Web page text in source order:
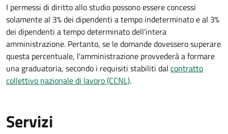
I permessi di diritto allo studio possono essere concessi
solamente al 3% dei dipendenti a tempo indeterminato e al 3%
dei dipendenti a tempo determinato dell'intera
amministrazione. Pertanto, se le domande dovessero superare
questa percentuale, l'amministrazione provvederà a formare
una graduatoria, secondo i requisiti stabiliti dal contratto
collettivo nazionale di lavoro (CCNL).
Servizi